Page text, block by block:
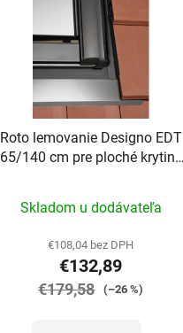
Roto lemovanie Designo EDT
65/140 cm pre ploché krytiny
hodnotenie
produktu
je
5,0
Skladom u dodávateľa
€108,04 bez DPH
€132,89
€179,58 (–26 %)